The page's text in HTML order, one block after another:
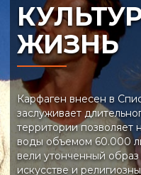
ЖИЗНЬ
Карфаген внесен в
заслуживает
территории позволяет
воды объемом 60.000
вели утонченный
искусстве и